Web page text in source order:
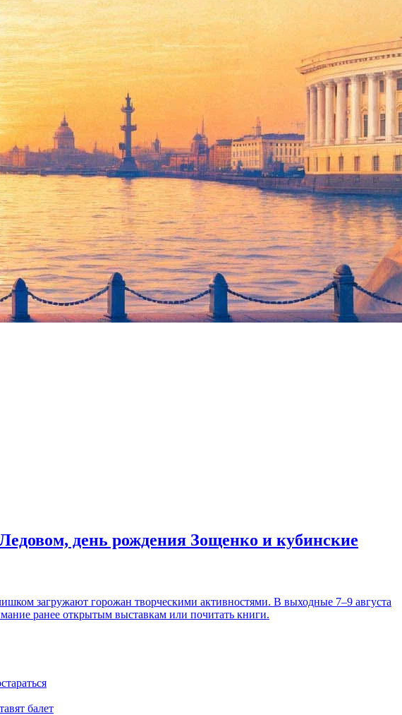
часть «Крестного отца» Фрэнсиса Форда Копполы, следует из поста
в действительности, и не требовалось), я уверенно ответил: «Крестный
фильм — такое мнение высказали и критики, и зрители. В сиквеле снимались
в том числе в категориях «лучший фильм» и «лучшая режиссура».
присоединился к акции в поддержку голодающего в российской колонии
день рождения Зощенко и кубинские
загружают горожан творческими активностями. В выходные 7–9 августа
ранее открытым выставкам или почитать книги.
балет